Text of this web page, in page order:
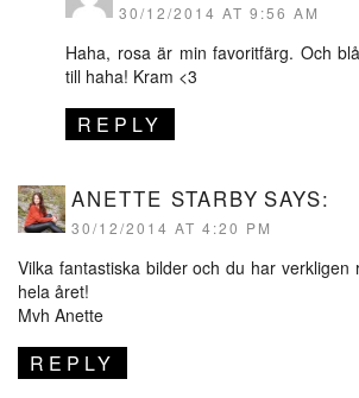
30/12/2014 AT 9:56 AM
Haha, rosa är min favoritfärg. Och
till haha! Kram <3
REPLY
ANETTE STARBY SAYS:
30/12/2014 AT 4:20 PM
Vilka fantastiska bilder och du har
hela året!
Mvh Anette
REPLY